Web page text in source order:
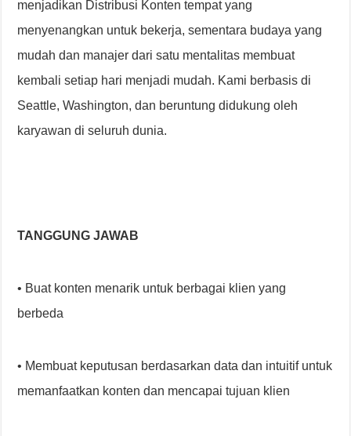
menjadikan Distribusi Konten tempat yang
menyenangkan untuk bekerja, sementara budaya yang
mudah dan manajer dari satu mentalitas membuat
kembali setiap hari menjadi mudah. Kami berbasis di
Seattle, Washington, dan beruntung didukung oleh
karyawan di seluruh dunia.
TANGGUNG JAWAB
• Buat konten menarik untuk berbagai klien yang
berbeda
• Membuat keputusan berdasarkan data dan intuitif untuk
memanfaatkan konten dan mencapai tujuan klien